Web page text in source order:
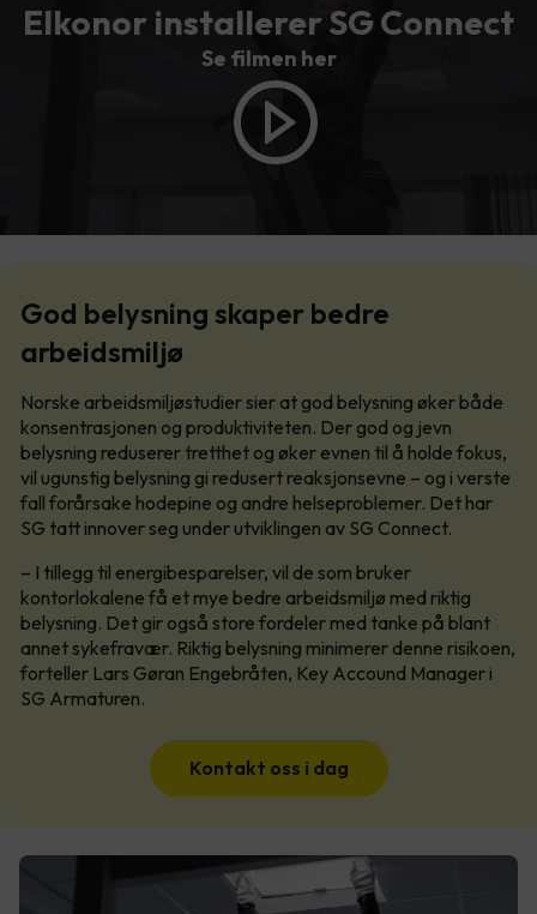
Elkonor installerer SG Connect
Se filmen her
God belysning skaper bedre
arbeidsmiljø
Norske arbeidsmiljøstudier sier at god belysning øker både
konsentrasjonen og produktiviteten. Der god og jevn
belysning reduserer tretthet og øker evnen til å holde fokus,
vil ugunstig belysning gi redusert reaksjonsevne – og i verste
fall forårsake hodepine og andre helseproblemer. Det har
SG tatt innover seg under utviklingen av SG Connect.
– I tillegg til energibesparelser, vil de som bruker
kontorlokalene få et mye bedre arbeidsmiljø med riktig
belysning. Det gir også store fordeler med tanke på blant
annet sykefravær. Riktig belysning minimerer denne risikoen,
forteller Lars Gøran Engebråten, Key Accound Manager i
SG Armaturen.
Kontakt oss i dag